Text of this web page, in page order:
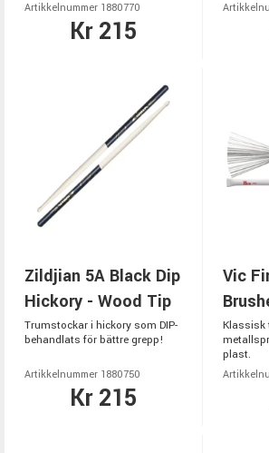
Artikkelnummer 1880770
Kr 215
Zildjian 5A Black Dip
Hickory - Wood Tip
Trumstockar i hickory som DIP-
behandlats för bättre grepp!
Artikkelnummer 1880750
Kr 215
Vic
Klassisk
plast.